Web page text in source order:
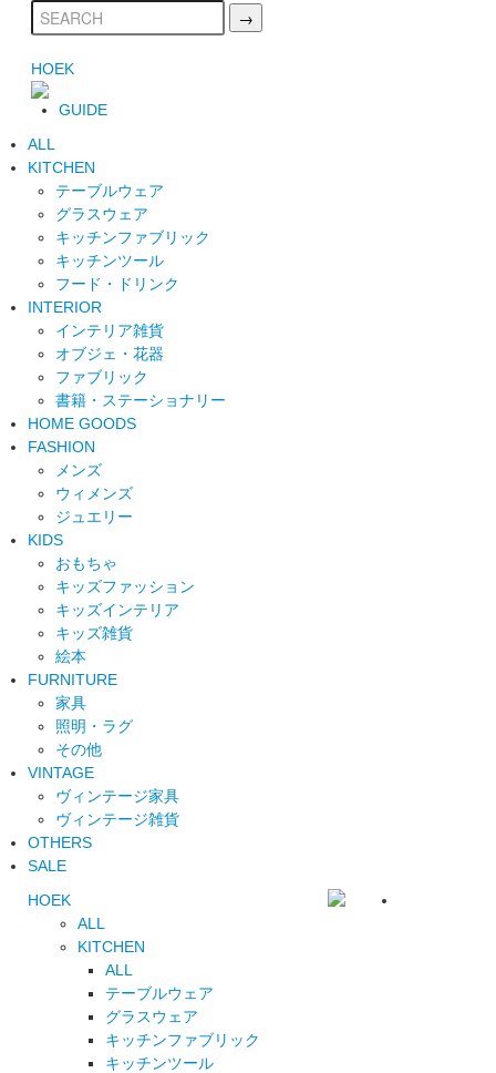
HOEK
GUIDE
ALL
KITCHEN
テーブルウェア
グラスウェア
キッチンファブリック
キッチンツール
フード・ドリンク
INTERIOR
インテリア雑貨
オブジェ・花器
ファブリック
書籍・ステーショナリー
HOME GOODS
FASHION
メンズ
ウィメンズ
ジュエリー
KIDS
おもちゃ
キッズファッション
キッズインテリア
キッズ雑貨
絵本
FURNITURE
家具
照明・ラグ
その他
VINTAGE
ヴィンテージ家具
ヴィンテージ雑貨
OTHERS
SALE
HOEK
ALL
KITCHEN
ALL
テーブルウェア
グラスウェア
キッチンファブリック
キッチンツール